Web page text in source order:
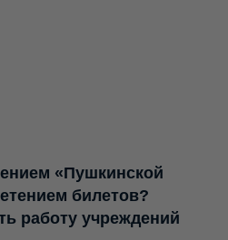
«Пушкинской
билетов?
работу учреждений